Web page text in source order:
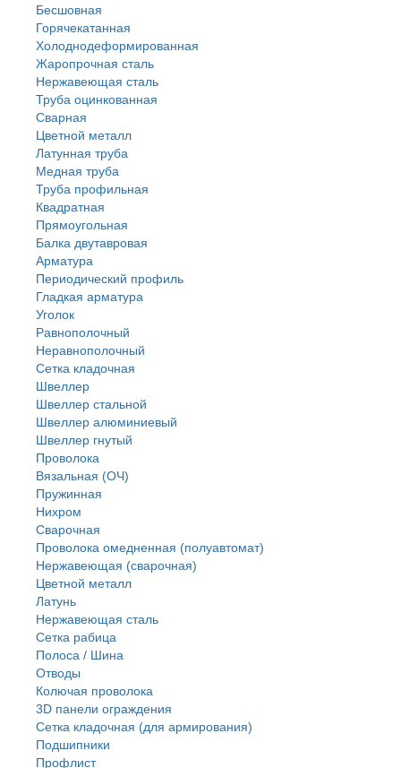
Бесшовная
Горячекатанная
Холоднодеформированная
Жаропрочная сталь
Нержавеющая сталь
Труба оцинкованная
Сварная
Цветной металл
Латунная труба
Медная труба
Труба профильная
Квадратная
Прямоугольная
Балка двутавровая
Арматура
Периодический профиль
Гладкая арматура
Уголок
Равнополочный
Неравнополочный
Сетка кладочная
Швеллер
Швеллер стальной
Швеллер алюминиевый
Швеллер гнутый
Проволока
Вязальная (ОЧ)
Пружинная
Нихром
Сварочная
Проволока омедненная (полуавтомат)
Нержавеющая (сварочная)
Цветной металл
Латунь
Нержaвеющая сталь
Сетка рабица
Полоса / Шина
Отводы
Колючая проволока
3D панели ограждения
Сетка кладочная (для армирования)
Подшипники
Профлист